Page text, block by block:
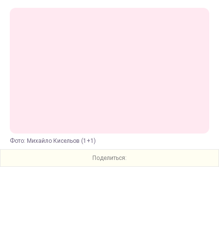
Фото: Михайло Кисельов (1+1)
Поделиться: